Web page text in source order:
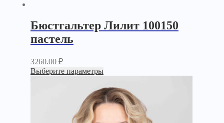
Бюстгальтер Лилит 100150
пастель
3260.00 ₽
Выберите параметры